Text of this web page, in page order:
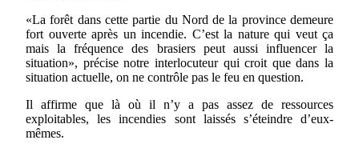
«La forêt dans cette partie du Nord de la province demeure
fort ouverte après un incendie. C’est la nature qui veut ça
mais la fréquence des brasiers peut aussi influencer la
situation», précise notre interlocuteur qui croit que dans la
situation actuelle, on ne contrôle pas le feu en question.
Il affirme que là où il n’y a pas assez de ressources
exploitables, les incendies sont laissés s’éteindre d’eux-
mêmes.